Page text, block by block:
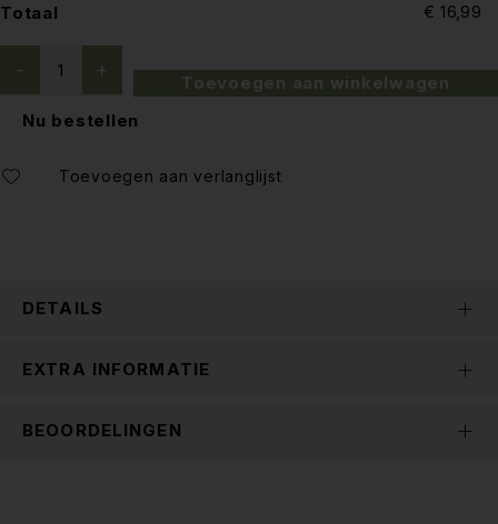
Totaal
€ 16,99
Toevoegen aan winkelwagen
Nu bestellen
DETAILS
EXTRA INFORMATIE
BEOORDELINGEN